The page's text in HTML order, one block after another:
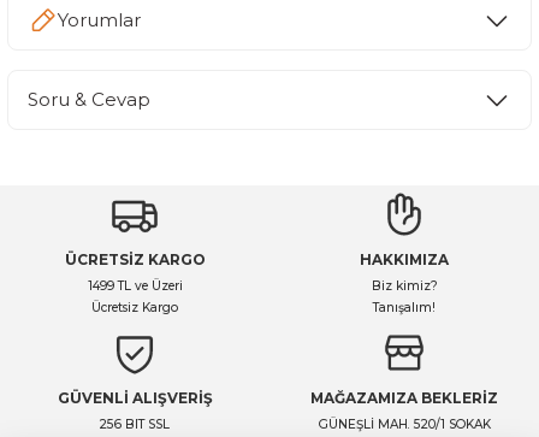
Yorumlar
Soru & Cevap
Ürün hakkında henüz soru sorulmamış.
ÜCRETSİZ KARGO
1499 TL ve Üzeri
Ücretsiz Kargo
HAKKIMIZA
Biz kimiz?
Tanışalım!
GÜVENLİ ALIŞVERİŞ
256 BIT SSL
MAĞAZAMIZA BEKLERİZ
GÜNEŞLİ MAH. 520/1 SOKAK